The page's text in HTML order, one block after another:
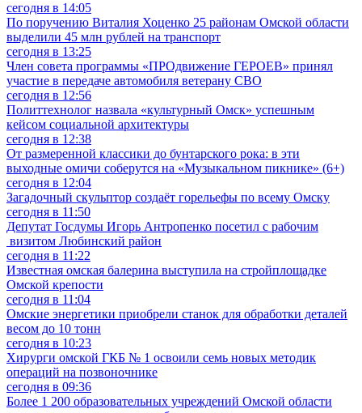
сегодня в 14:05
По поручению Виталия Хоценко 25 районам Омской области
выделили 45 млн рублей на транспорт
сегодня в 13:25
Член совета программы «ПРОдвижение ГЕРОЕВ» принял
участие в передаче автомобиля ветерану СВО
сегодня в 12:56
Политтехнолог назвала «культурный Омск» успешным
кейсом социальной архитектуры
сегодня в 12:38
От размеренной классики до бунтарского рока: в эти
выходные омичи соберутся на «Музыкальном пикнике» (6+)
сегодня в 12:04
Загадочный скульптор создаёт горельефы по всему Омску
сегодня в 11:50
Депутат Госдумы Игорь Антропенко посетил с рабочим
визитом Любинский район
сегодня в 11:22
Известная омская балерина выступила на стройплощадке
Омской крепости
сегодня в 11:04
Омские энергетики приобрели станок для обработки деталей
весом до 10 тонн
сегодня в 10:23
Хирурги омской ГКБ № 1 освоили семь новых методик
операций на позвоночнике
сегодня в 09:36
Более 1 200 образовательных учреждений Омской области